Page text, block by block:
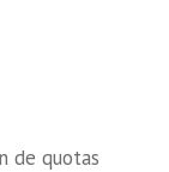
de quotas